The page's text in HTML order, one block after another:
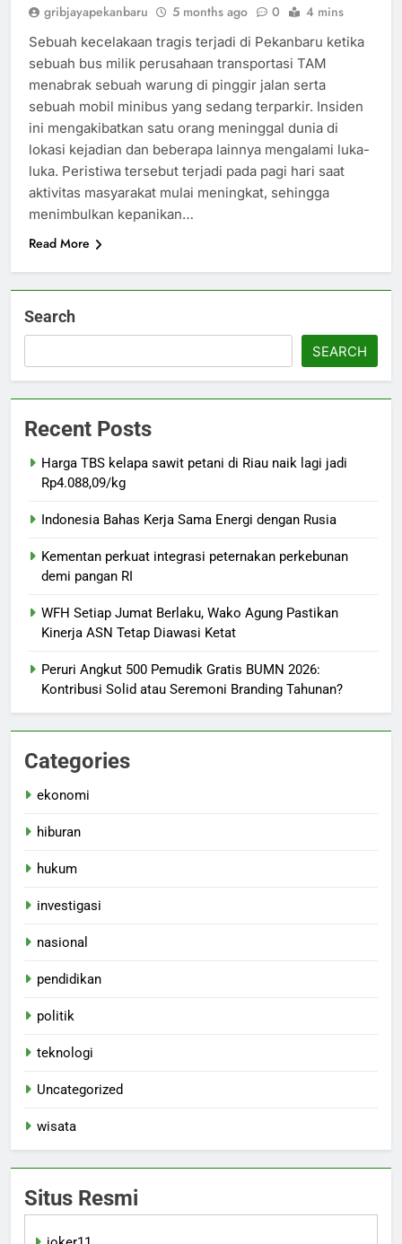
gribjayapekanbaru 5 months ago 0 4 mins
Sebuah kecelakaan tragis terjadi di Pekanbaru ketika
sebuah bus milik perusahaan transportasi TAM
menabrak sebuah warung di pinggir jalan serta
sebuah mobil minibus yang sedang terparkir. Insiden
ini mengakibatkan satu orang meninggal dunia di
lokasi kejadian dan beberapa lainnya mengalami luka-
luka. Peristiwa tersebut terjadi pada pagi hari saat
aktivitas masyarakat mulai meningkat, sehingga
menimbulkan kepanikan…
Read More
Search
SEARCH
Recent Posts
Harga TBS kelapa sawit petani di Riau naik lagi jadi
Rp4.088,09/kg
Indonesia Bahas Kerja Sama Energi dengan Rusia
Kementan perkuat integrasi peternakan perkebunan
demi pangan RI
WFH Setiap Jumat Berlaku, Wako Agung Pastikan
Kinerja ASN Tetap Diawasi Ketat
Peruri Angkut 500 Pemudik Gratis BUMN 2026:
Kontribusi Solid atau Seremoni Branding Tahunan?
Categories
ekonomi
hiburan
hukum
investigasi
nasional
pendidikan
politik
teknologi
Uncategorized
wisata
Situs Resmi